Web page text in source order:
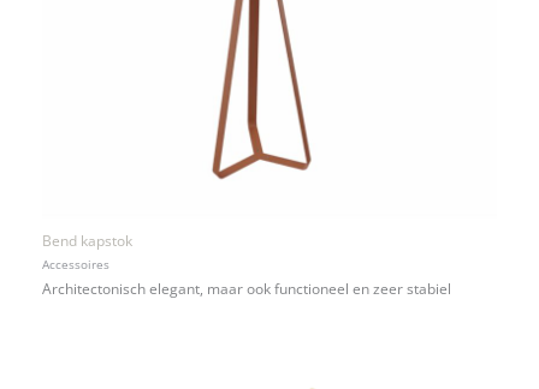
Bend kapstok
Accessoires
Architectonisch elegant, maar ook functioneel en zeer stabiel